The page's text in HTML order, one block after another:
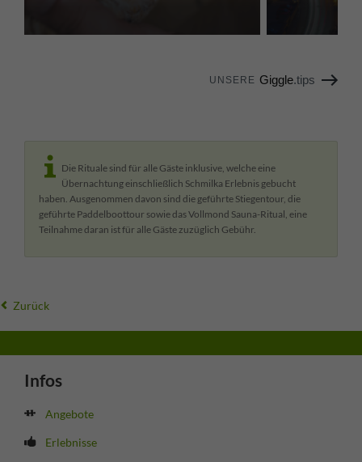
UNSERE Giggle.tips
Die Rituale sind für alle Gäste inklusive, welche eine
Übernachtung einschließlich Schmilka Erlebnis gebucht
haben. Ausgenommen davon sind die geführte Stiegentour, die
geführte Paddelboottour sowie das Vollmond Sauna-Ritual, eine
Teilnahme daran ist für alle Gäste zuzüglich Gebühr.
Zurück
Infos
Angebote
Erlebnisse